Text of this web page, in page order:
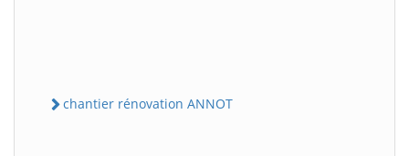
chantier rénovation ANNOT